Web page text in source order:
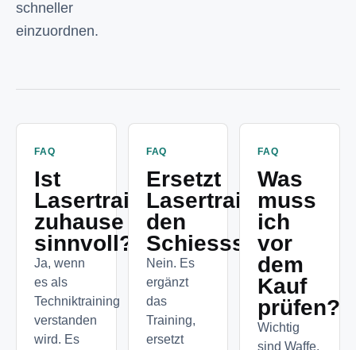
schneller
einzuordnen.
FAQ
Ist
Lasertraining
zuhause
sinnvoll?
Ja, wenn
es als
Techniktraining
verstanden
wird. Es
FAQ
Ersetzt
Lasertraining
den
Schiessstand?
Nein. Es
ergänzt
das
Training,
ersetzt
FAQ
Was
muss
ich
vor
dem
Kauf
prüfen?
Wichtig
sind Waffe,